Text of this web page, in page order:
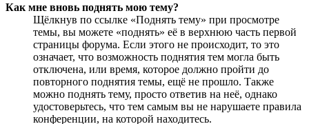
Как мне вновь поднять мою тему?
Щёлкнув по ссылке «Поднять тему» при просмотре
темы, вы можете «поднять» её в верхнюю часть первой
страницы форума. Если этого не происходит, то это
означает, что возможность поднятия тем могла быть
отключена, или время, которое должно пройти до
повторного поднятия темы, ещё не прошло. Также
можно поднять тему, просто ответив на неё, однако
удостоверьтесь, что тем самым вы не нарушаете правила
конференции, на которой находитесь.